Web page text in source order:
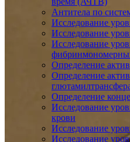
Антитела по
Исследование
Исследование
Исследование
Определение
Определение
Определение
Исследование
крови
Исследование
Исследование